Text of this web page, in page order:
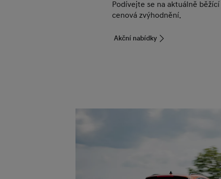
Podívejte se na aktuálně
cenová zvýhodnění.
Akční nabídky